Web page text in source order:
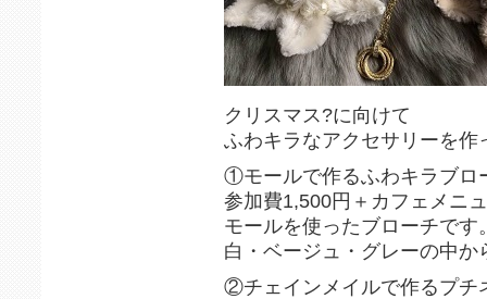
クリスマス?に向けて
ふわキラなアクセサリーを作
①モールで作るふわキラブロ
参加費1,500円＋カフェメニ
モールを使ったブローチです
白・ベージュ・グレーの中
②チェインメイルで作るプチ